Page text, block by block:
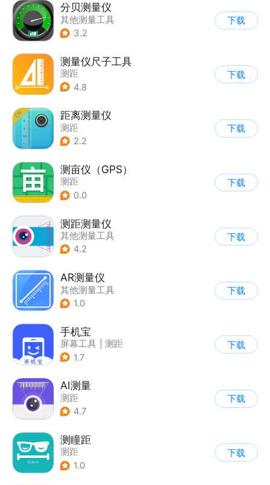
分贝测量仪
其他测量工具
3.2
下载
测量仪尺子工具
测距
4.8
下载
距离测量仪
测距
2.2
下载
测亩仪（GPS）
测距
0.0
下载
测距测量仪
其他测量工具
4.2
下载
AR测量仪
其他测量工具
1.0
下载
手机宝
屏幕工具
测距
1.7
下载
AI测量
测距
4.7
下载
测瞳距
测距
1.0
下载